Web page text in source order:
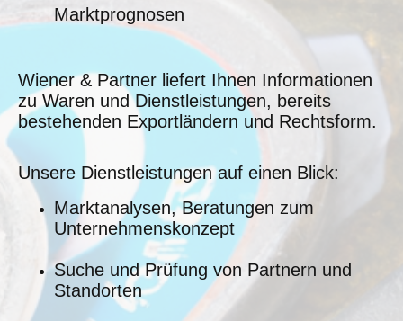
Marktprognosen
Wiener & Partner liefert Ihnen Informationen
zu Waren und Dienstleistungen, bereits
bestehenden Exportländern und Rechtsform.
Unsere Dienstleistungen auf einen Blick:
Marktanalysen, Beratungen zum
Unternehmenskonzept
Suche und Prüfung von Partnern und
Standorten